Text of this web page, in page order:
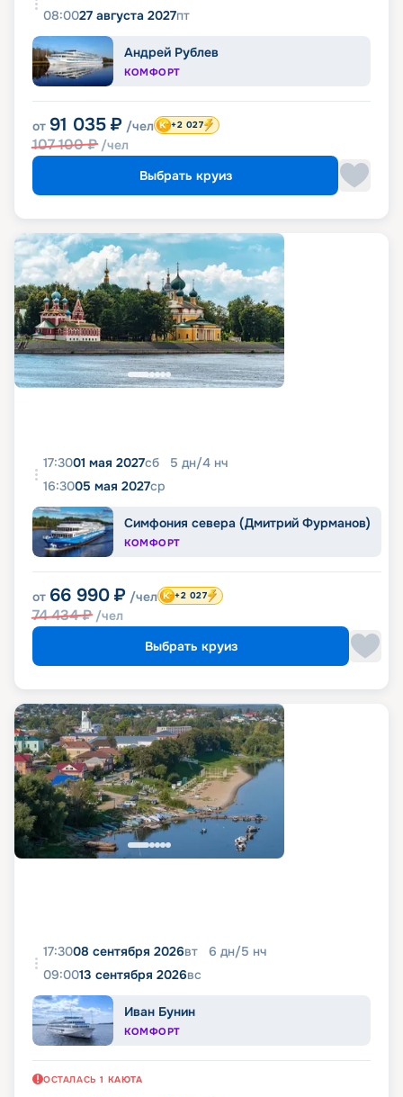
08:0027 августа 2027пт
Андрей Рублев
КОМФОРТ
от 91 035 ₽ /чел
107 100₽ /чел
+2 027
Выбрать круиз
17:3001 мая 2027сб 5 дн/4 нч
16:3005 мая 2027ср
Симфония севера (Дмитрий Фурманов)
КОМФОРТ
от 66 990 ₽ /чел
74 434₽ /чел
+2 027
Выбрать круиз
17:3008 сентября 2026вт 6 дн/5 нч
09:0013 сентября 2026вс
Иван Бунин
КОМФОРТ
ОСТАЛАСЬ 1 КАЮТА